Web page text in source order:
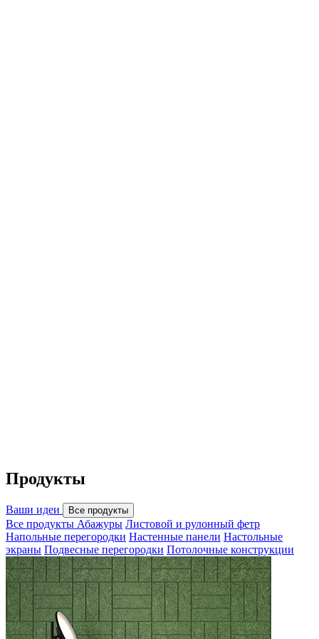
Продукты
Ваши идеи Все продукты
Все продукты Абажуры Листовой и рулонный фетр
Напольные перегородки Настенные панели Настольные
экраны Подвесные перегородки Потолочные конструкции